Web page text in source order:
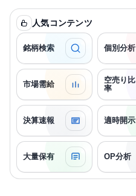
人気コンテンツ
銘柄検索 個別分析
市場需給
空売り比
率
決算速報 適時開示
大量保有 OP分析